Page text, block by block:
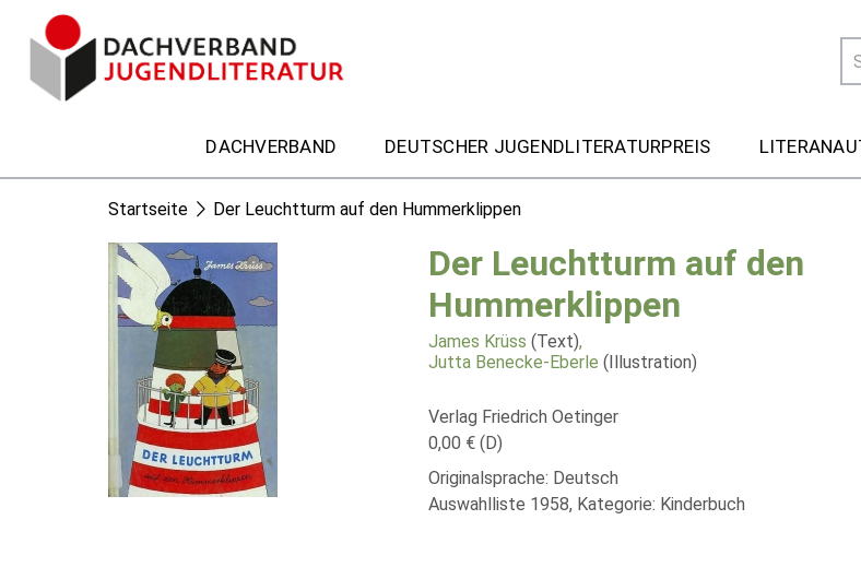
DACHVERBAND DEUTSCHER JUGENDLITERATURPREIS
Startseite Der Leuchtturm auf den Hummerklippen
Der Leuchtturm auf den
Hummerklippen
James Krüss (Text),
Jutta Benecke-Eberle (Illustration)
Verlag Friedrich Oetinger
0,00 € (D)
Originalsprache: Deutsch
Auswahlliste 1958, Kategorie: Kinderbuch